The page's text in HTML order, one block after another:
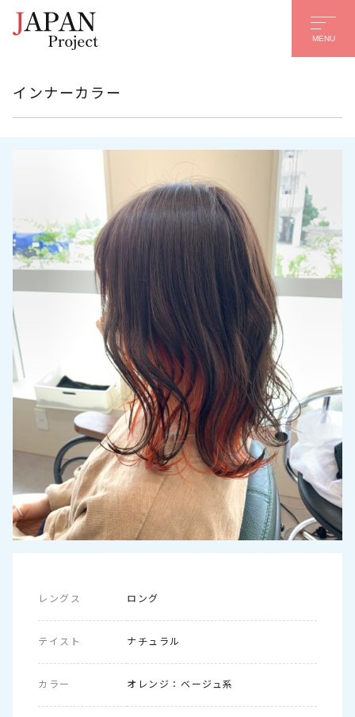
MENU
インナーカラー
レングス ロング
テイスト ナチュラル
カラー オレンジ：ベージュ系
電話番号
質問、またはメッセージ
メッセージを送信する